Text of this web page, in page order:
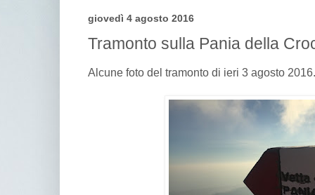
giovedì 4 agosto 2016
Tramonto sulla Pania della
Alcune foto del tramonto di ieri 3 agosto 2016.